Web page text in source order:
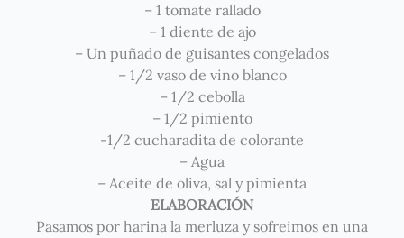
– 1 tomate rallado
– 1 diente de ajo
– Un puñado de guisantes congelados
– 1/2 vaso de vino blanco
– 1/2 cebolla
– 1/2 pimiento
-1/2 cucharadita de colorante
– Agua
– Aceite de oliva, sal y pimienta
ELABORACIÓN
Pasamos por harina la merluza y sofreimos en una